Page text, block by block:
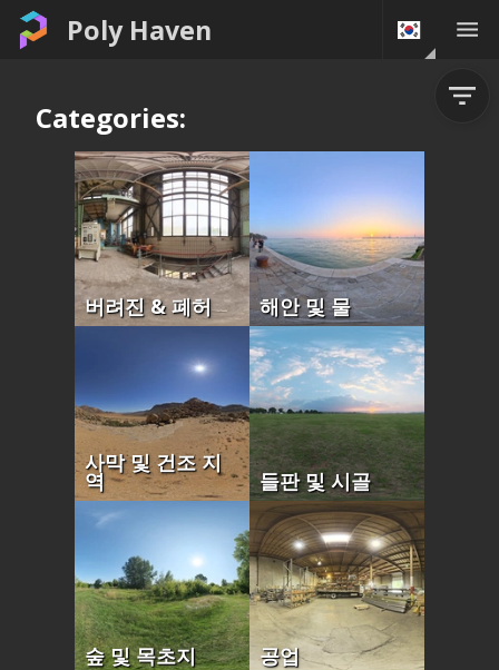
Poly Haven
Categories:
버려진 & 폐허 해안 및 물
사막 및 건조 지
역 들판 및 시골
숲 및 목초지 공업